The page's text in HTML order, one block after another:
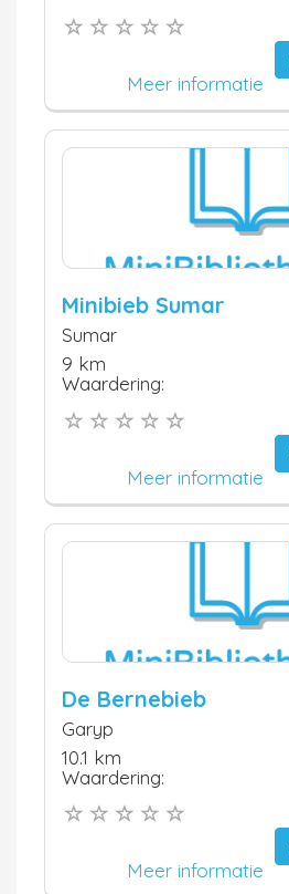
Meer informatie
Minibieb Sumar
Sumar
9 km
Waardering:
Meer informatie
De Bernebieb
Garyp
10.1 km
Waardering:
Meer informatie